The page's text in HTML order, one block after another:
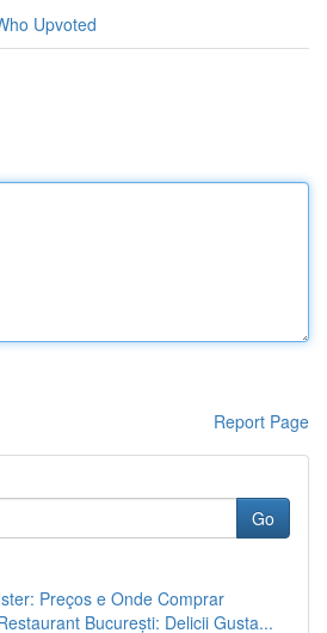
Upvoted
Report Page
Go
Preços e Onde Comprar
București: Delicii Gusta...